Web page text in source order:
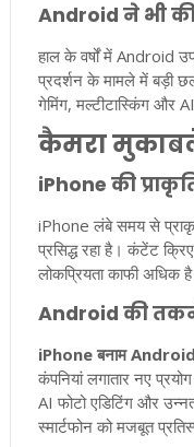
Android ने भी की
हाल के वर्षों में Android
प्रदर्शन के मामले में बड़ी
गेमिंग, मल्टीटास्किंग और
कैमरा
iPhone की
iPhone लंबे समय से
प्रसिद्ध रहा है। कंटेंट
लोकप्रियता काफी अधिक
Android की
iPhone बनाम
कंपनियां लगातार नए
AI फोटो एडिटिंग और
स्मार्टफोन को मजबूत